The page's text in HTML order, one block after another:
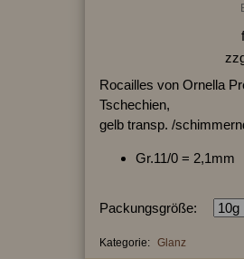
Rocailles von Ornella
Tschechien,
gelb transp. /
Gr.11/0 = 2,1mm
Packungsgröße:
Kategorie: Glanz